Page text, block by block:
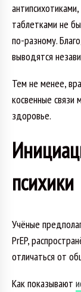
таблетками не
по-разному.
выводятся
Тем не менее,
косвенные связи
здоровье.
психики
Учёные
PrEP,
отличаться от
Как показывают